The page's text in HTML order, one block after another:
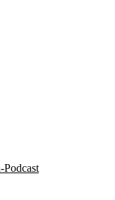
Podcast